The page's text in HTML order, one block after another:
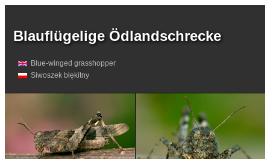
Blauflügelige Ödlandschrecke
Blue-winged grasshopper
Siwoszek błękitny